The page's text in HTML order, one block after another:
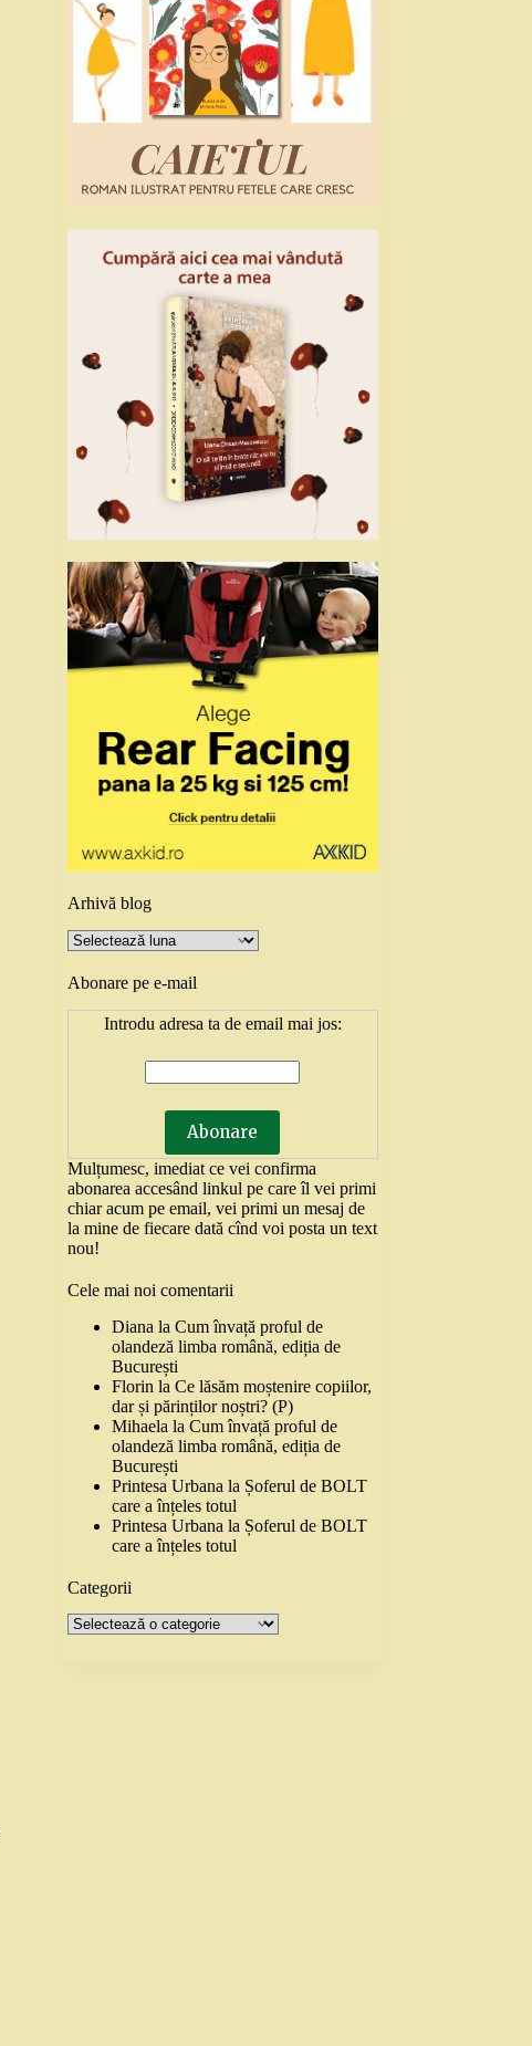
Arhivă blog
Arhivă
blog
Abonare pe e-mail
Introdu adresa ta de email mai jos:
Mulțumesc, imediat ce vei confirma
abonarea accesând linkul pe care îl vei primi
chiar acum pe email, vei primi un mesaj de
la mine de fiecare dată cînd voi posta un text
nou!
Cele mai noi comentarii
Diana laCum învață proful de
olandeză limba română, ediția de
București
Florin laCe lăsăm moștenire copiilor,
dar și părinților noștri? (P)
Mihaela laCum învață proful de
olandeză limba română, ediția de
București
Printesa Urbana la Șoferul de BOLT
care a înțeles totul
Printesa Urbana la Șoferul de BOLT
care a înțeles totul
Categorii
Categorii